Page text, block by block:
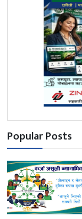
Popular Posts